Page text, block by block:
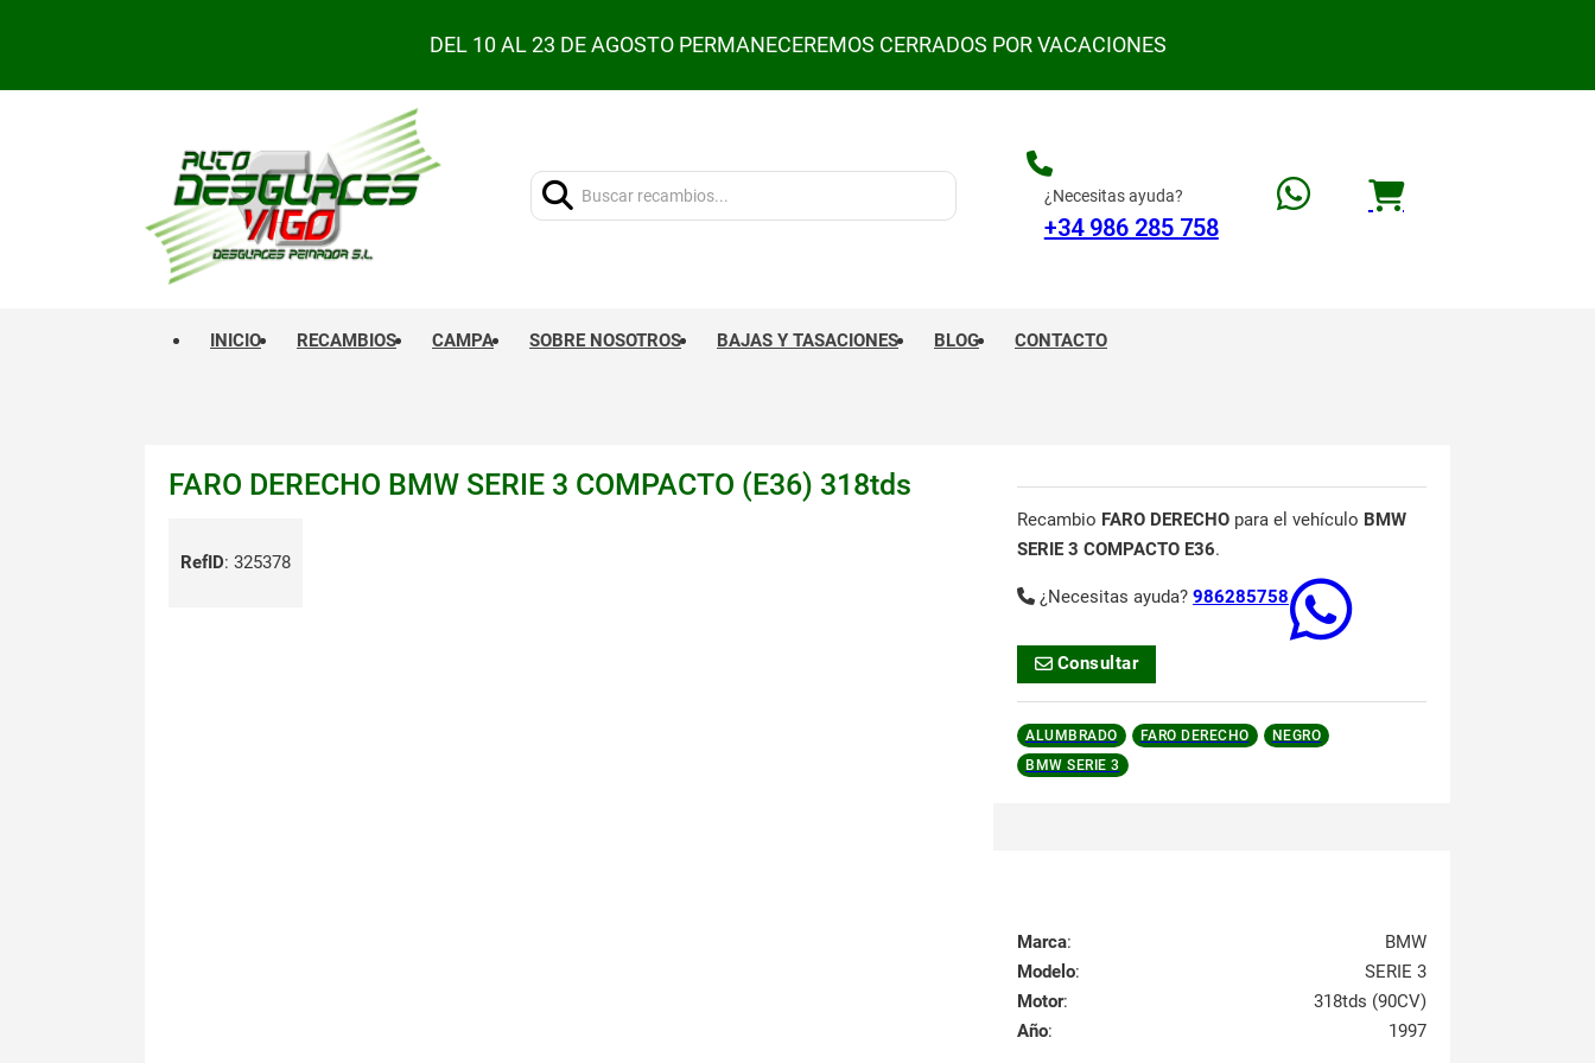
DEL 10 AL 23 DE AGOSTO PERMANECEREMOS CERRADOS POR VACACIONES
Buscar:
¿Necesitas ayuda?
+34 986 285 758
INICIO RECAMBIOS CAMPA SOBRE NOSOTROS BAJAS Y TASACIONES BLOG CONTACTO
FARO DERECHO BMW SERIE 3 COMPACTO (E36) 318tds
RefID: 325378
Recambio FARO DERECHO para el vehículo BMW
SERIE 3 COMPACTO E36.
¿Necesitas ayuda? 986285758
Consultar
ALUMBRADO FARO DERECHO
NEGRO
BMW SERIE 3
Marca:
BMW
Modelo:
SERIE 3
Motor:
318tds (90CV)
Año: 1997